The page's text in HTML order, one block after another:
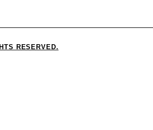
RESERVED.